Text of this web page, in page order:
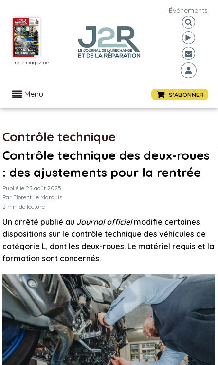
Lire le magazine
Événements
Menu S'ABONNER
Contrôle technique
Contrôle technique des deux-roues
: des ajustements pour la rentrée
Publié le 23 août 2025
Par Florent Le Marquis
2 min de lecture
Un arrêté publié au Journal officielmodifie certaines
dispositions sur le contrôle technique des véhicules de
catégorie L, dont les deux-roues. Le matériel requis et la
formation sont concernés.